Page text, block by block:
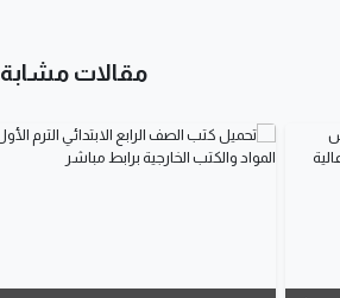
مقالات مشابة